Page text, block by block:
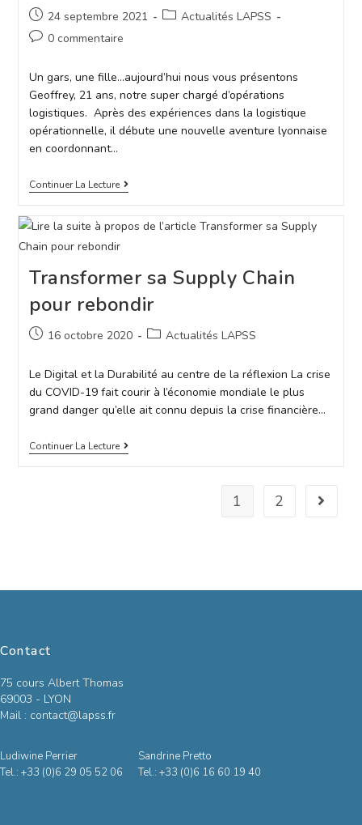
24 septembre 2021
Actualités LAPSS
0 commentaire
Un gars, une fille…aujourd’hui nous vous présentons
Geoffrey, 21 ans, notre super chargé d’opérations
logistiques. Après des expériences dans la logistique
opérationnelle, il débute une nouvelle aventure lyonnaise
en coordonnant…
Continuer La Lecture
Transformer sa Supply Chain
pour rebondir
16 octobre 2020 Actualités LAPSS
Le Digital et la Durabilité au centre de la réflexion La crise
du COVID-19 fait courir à l’économie mondiale le plus
grand danger qu’elle ait connu depuis la crise financière…
Continuer La Lecture
1 2
Contact
75 cours Albert Thomas
69003 - LYON
Mail : contact@lapss.fr
Ludiwine Perrier
Tel.: +33 (0)6 29 05 52 06
Sandrine Pretto
Tel.: +33 (0)6 16 60 19 40